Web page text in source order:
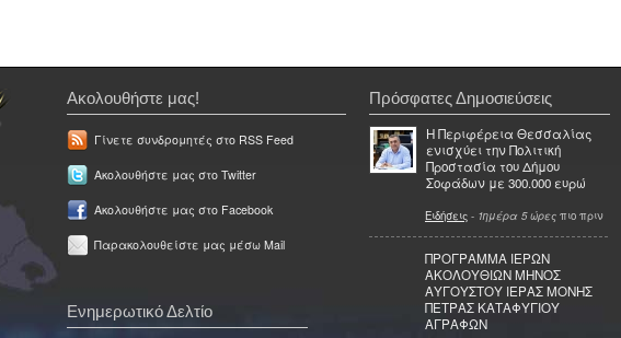
Ακολουθήστε μας!
Γίνετε συνδρομητές στο RSS Feed
Ακολουθήστε μας στο Twitter
Ακολουθήστε μας στο Facebook
Παρακολουθείστε μας μέσω Mail
Ενημερωτικό Δελτίο
Πρόσφατες Δημοσιεύσεις
Η Περιφέρεια Θεσσαλίας
ενισχύει την Πολιτική
Προστασία του Δήμου
Σοφάδων με 300.000 ευρώ
Ειδήσεις - 1ημέρα 5 ώρες πιο πριν
ΠΡΟΓΡΑΜΜΑ ΙΕΡΩΝ
ΑΚΟΛΟΥΘΙΩΝ ΜΗΝΟΣ
ΑΥΓΟΥΣΤΟΥ ΙΕΡΑΣ ΜΟΝΗΣ
ΠΕΤΡΑΣ ΚΑΤΑΦΥΓΙΟΥ
ΑΓΡΑΦΩΝ